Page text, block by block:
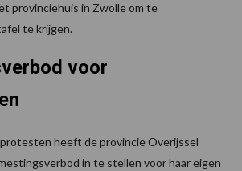
provinciehuis in Zwolle om te
te krijgen.
voor
heeft de provincie Overijssel
in te stellen voor haar eigen